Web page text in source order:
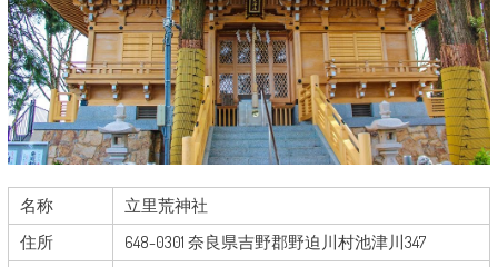
名称
立里荒神社
住所
648-0301 奈良県吉野郡野迫川村池津川347